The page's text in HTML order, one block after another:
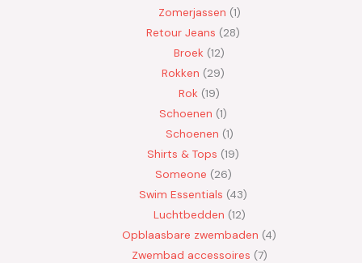
Zomerjassen 1
Retour Jeans
28
Broek 12
Rokken
29
Rok 19
Schoenen 1
Schoenen 1
Shirts & Tops 19
Someone 26
Swim Essentials 43
Luchtbedden 12
Opblaasbare zwembaden 4
Zwembad accessoires 7